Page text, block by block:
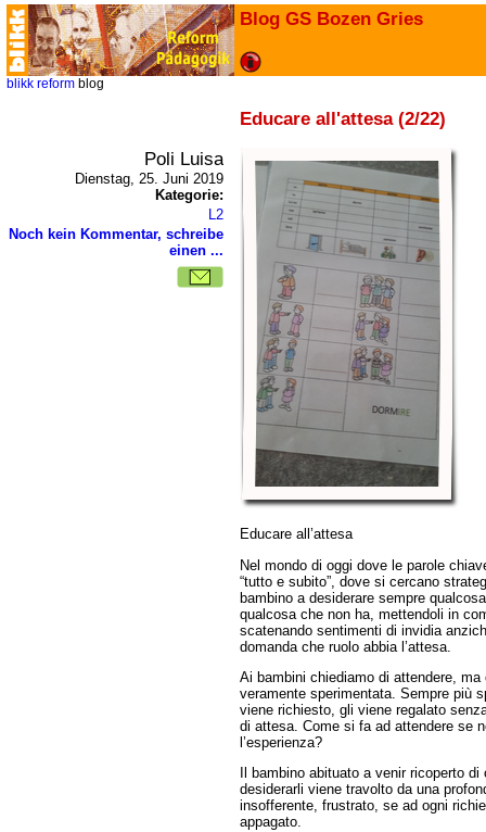
Blog GS Bozen Gries
blikk reform blog
Educare all'attesa (2/22)
Poli Luisa
Dienstag, 25. Juni 2019
Kategorie:
L2
Noch kein Kommentar, schreibe
einen ...
Educare all’attesa
Nel mondo di oggi dove le parole
“tutto e subito”, dove si cercano
bambino a desiderare sempre
qualcosa che non ha, mettendoli in
scatenando sentimenti di invidia
domanda che ruolo abbia l’attesa.
Ai bambini chiediamo di attendere,
veramente sperimentata. Sempre più
viene richiesto, gli viene regalato
di attesa. Come si fa ad attendere se
l’esperienza?
Il bambino abituato a venir ricoperto
desiderarli viene travolto da una
insofferente, frustrato, se ad ogni
appagato.